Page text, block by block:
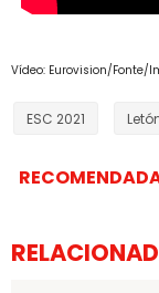
Vídeo: Eurovision/Fonte/
ESC 2021